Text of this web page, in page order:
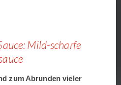
Mild-scharfe
zum Abrunden vieler